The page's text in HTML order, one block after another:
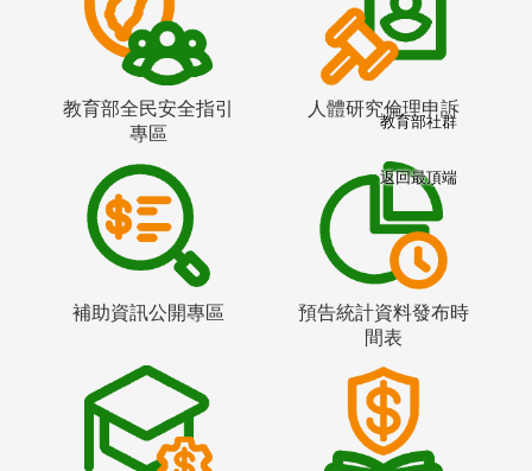
教育部全民安全指引
專區
人體研究倫理申訴
補助資訊公開專區
預告統計資料發布時
間表
教育部社群
返回最頂端